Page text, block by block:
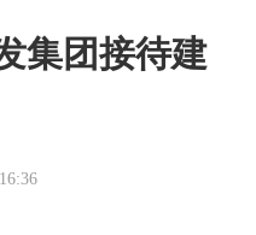
集团接待建